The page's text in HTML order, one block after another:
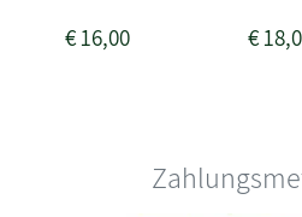
€16,00 €